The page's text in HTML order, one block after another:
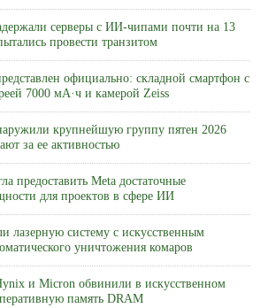
серверы с ИИ-чипами почти на 13
провести транзитом
официально: складной смартфон с
7000 мА·ч и камерой Zeiss
крупнейшую группу пятен 2026
за ее активностью
предоставить Meta достаточные
для проектов в сфере ИИ
лазерную систему с искусственным
уничтожения комаров
и Micron обвинили в искусственном
память DRAM